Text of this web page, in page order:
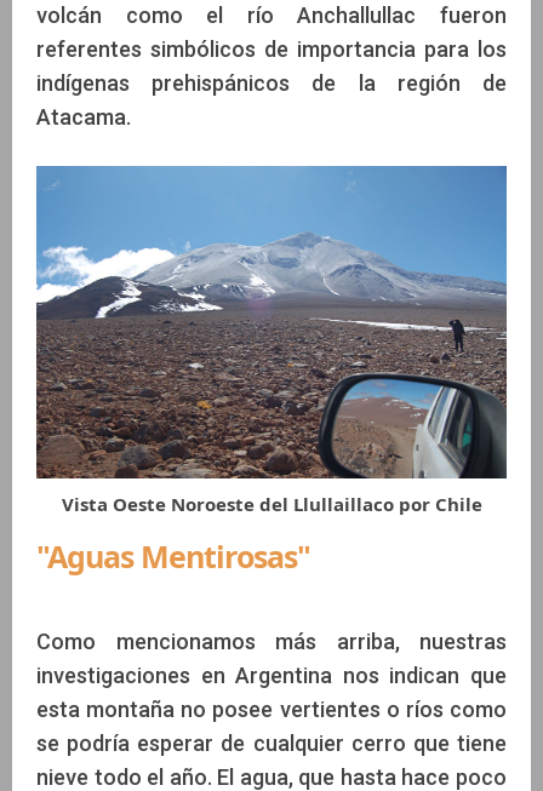
volcán como el río Anchallullac fueron
referentes simbólicos de importancia para los
indígenas prehispánicos de la región de
Atacama.
Vista Oeste Noroeste del Llullaillaco por Chile
"Aguas Mentirosas"
Como mencionamos más arriba, nuestras
investigaciones en Argentina nos indican que
esta montaña no posee vertientes o ríos como
se podría esperar de cualquier cerro que tiene
nieve todo el año. El agua, que hasta hace poco